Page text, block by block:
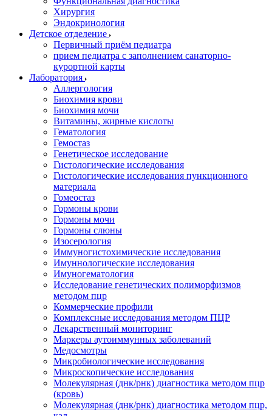
Хирургия
Эндокринология
Детское отделение
Первичный приём педиатра
прием педиатра с заполнением санаторно-
курортной карты
Лаборатория
Аллергология
Биохимия крови
Биохимия мочи
Витамины, жирные кислоты
Гематология
Гемостаз
Генетическое исследование
Гистологические исследования
Гистологические исследования пункционного
материала
Гомеостаз
Гормоны крови
Гормоны мочи
Гормоны слюны
Изосерология
Иммуногистохимические исследования
Имуннологические исследования
Имуногематология
Исследование генетических полиморфизмов
методом пцр
Коммерческие профили
Комплексные исследования методом ПЦР
Лекарственный мониторинг
Маркеры аутоиммунных заболеваний
Медосмотры
Микробиологические исследования
Микроскопические исследования
Молекулярная (днк/рнк) диагностика методом пцр
(кровь)
Молекулярная (днк/рнк) диагностика методом пцр,